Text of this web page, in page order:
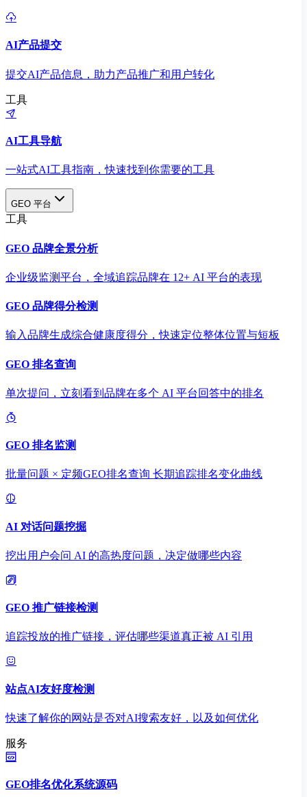
AI产品提交
提交AI产品信息，助力产品推广和用户转化
工具
AI工具导航
一站式AI工具指南，快速找到你需要的工具
GEO 平台
工具
GEO 品牌全景分析
企业级监测平台，全域追踪品牌在 12+ AI 平台的表现
GEO 品牌得分检测
输入品牌生成综合健康度得分，快速定位整体位置与短板
GEO 排名查询
单次提问，立刻看到品牌在多个 AI 平台回答中的排名
GEO 排名监测
批量问题 × 定频GEO排名查询 长期追踪排名变化曲线
AI 对话问题挖掘
挖出用户会问 AI 的高热度问题，决定做哪些内容
GEO 推广链接检测
追踪投放的推广链接，评估哪些渠道真正被 AI 引用
站点AI友好度检测
快速了解你的网站是否对AI搜索友好，以及如何优化
服务
GEO排名优化系统源码